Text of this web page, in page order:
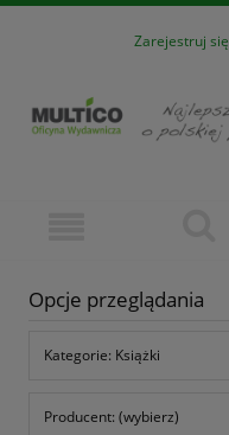
Zarejestruj się
Opcje przeglądania
Kategorie: Książki
Producent: (wybierz)